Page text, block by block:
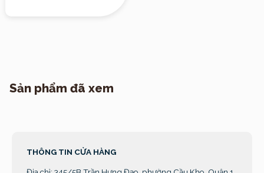
Sản phẩm đã xem
THÔNG TIN CỬA HÀNG